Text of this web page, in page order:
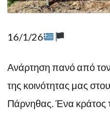
16/1/26
Ανάρτηση πανό από
της κοινότητας μας
Πάρνηθας. Ένα κράτος